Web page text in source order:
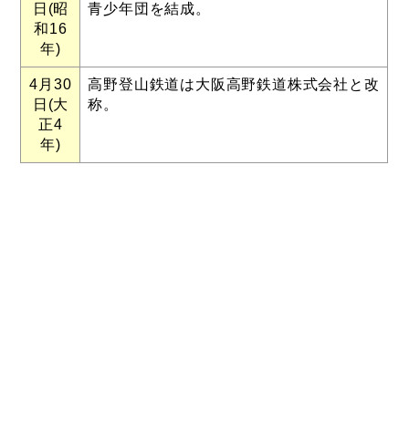
日(昭
和16
年)
青少年団を結成。
4月30
日(大
正4
年)
高野登山鉄道は大阪高野鉄道株式会社と改
称。